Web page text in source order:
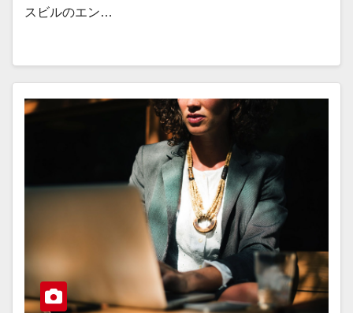
スビルのエン…